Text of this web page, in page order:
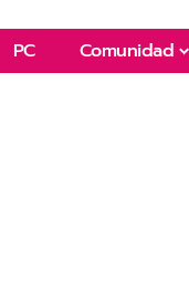
PC Comunidad